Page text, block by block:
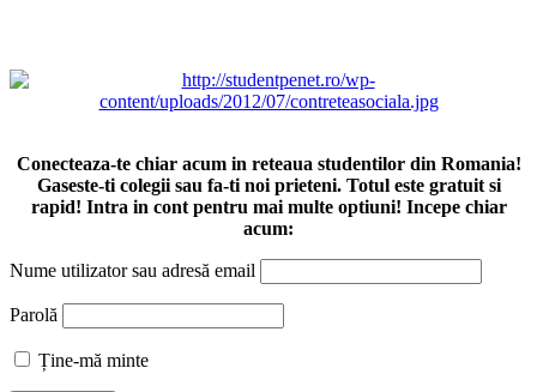
Conecteaza-te chiar acum in reteaua studentilor din Romania!
Gaseste-ti colegii sau fa-ti noi prieteni. Totul este gratuit si
rapid! Intra in cont pentru mai multe optiuni! Incepe chiar
acum:
Nume utilizator sau adresă email
Parolă
Ține-mă minte